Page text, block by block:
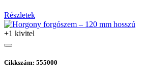
Részletek
+1 kivitel
Cikkszám: 555000